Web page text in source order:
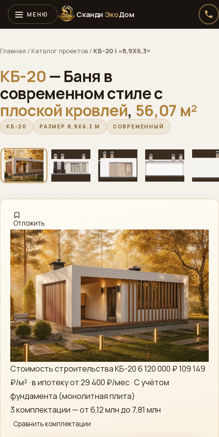
Сканди ЭкоДом
Главная / Каталог проектов / КБ-20 | «8,9X6,3»
КБ-20 — Баня в
современном стиле с
плоской кровлей, 56,07 м²
КБ-20 РАЗМЕР 8,9X6,3 М СОВРЕМЕННЫЙ
01 / 05
‹
Отложить
Стоимость строительства КБ-206 120 000 ₽109 149
₽/м² · в ипотеку от 29 400 ₽/мес · С учётом
фундамента (монолитная плита)
3 комплектации — от 6,12 млн до 7,81 млн
Сравнить комплектации
Алексей · СкандиЭко
Онлайн · консультирует по проектам, ценам и ипотеке
Telegram
Быстрый ответ ›
WhatsApp
Напишите нам
Сообщество